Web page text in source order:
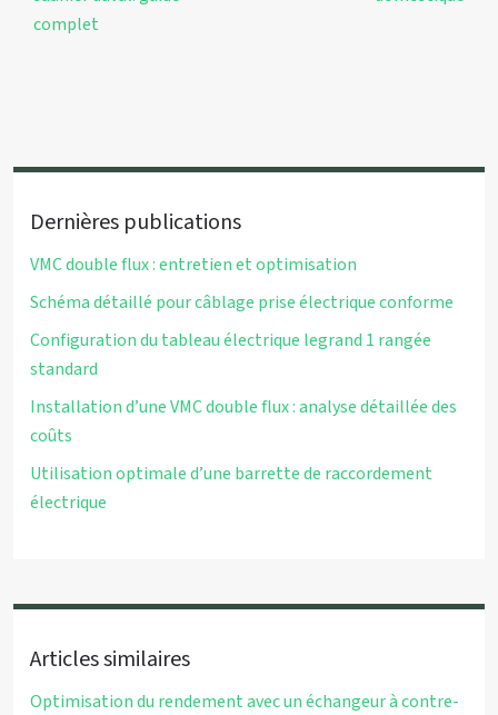
complet
Dernières publications
VMC double flux : entretien et optimisation
Schéma détaillé pour câblage prise électrique conforme
Configuration du tableau électrique legrand 1 rangée
standard
Installation d’une VMC double flux : analyse détaillée des
coûts
Utilisation optimale d’une barrette de raccordement
électrique
Articles similaires
Optimisation du rendement avec un échangeur à contre-